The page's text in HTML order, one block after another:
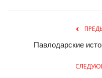
Павлодарские